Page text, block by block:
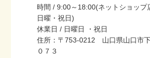
時間 / 9:00～18:00(ネットショッ
日曜・祝日)
休業日 / 日曜日 ・祝日
住所：〒753-0212 山口県山口市
０７３